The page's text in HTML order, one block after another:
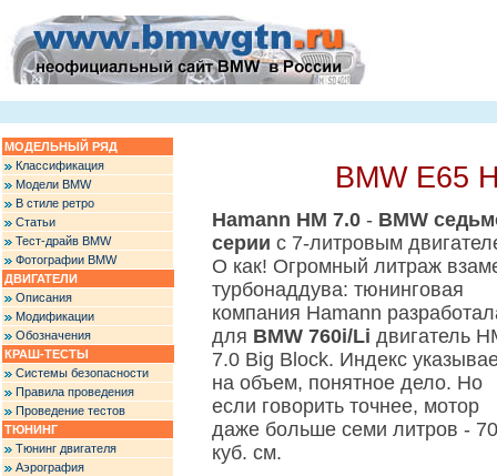
МОДЕЛЬНЫЙ РЯД
Классификация
Модели BMW
В стиле ретро
Статьи
Тест-драйв BMW
Фотографии BMW
ДВИГАТЕЛИ
Описания
Модификации
Обозначения
КРАШ-ТЕСТЫ
Системы безопасности
Правила проведения
Проведение тестов
ТЮНИНГ
Тюнинг двигателя
Аэрография
BMW E65
Hamann HM 7.0 - BMW
серии с 7-литровым
О как! Огромный литраж
турбонаддува: тюнинговая
компания Hamann
для BMW 760i/Li двигатель
7.0 Big Block. Индекс
на объем, понятное дело. Но
если говорить точнее, мотор
даже больше семи литров -
куб. см.